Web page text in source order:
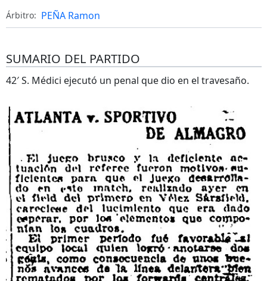
Árbitro: PEÑA Ramon
SUMARIO DEL PARTIDO
42′ S. Médici ejecutó un penal que dio en el travesaño.